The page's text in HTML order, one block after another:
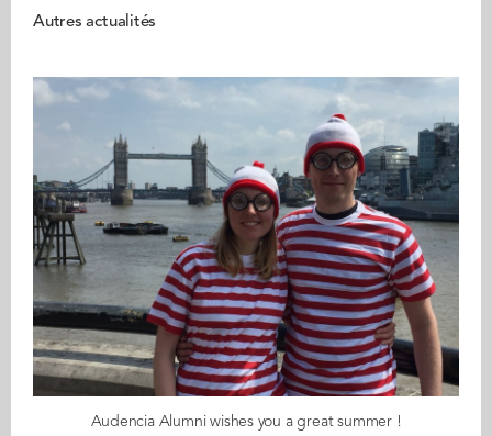
Autres actualités
Audencia Alumni wishes you a great summer !